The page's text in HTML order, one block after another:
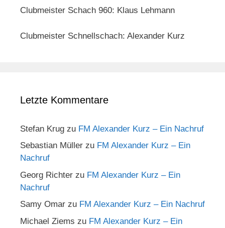
Clubmeister Schach 960: Klaus Lehmann
Clubmeister Schnellschach: Alexander Kurz
Letzte Kommentare
Stefan Krug zu FM Alexander Kurz – Ein Nachruf
Sebastian Müller zu FM Alexander Kurz – Ein
Nachruf
Georg Richter zu FM Alexander Kurz – Ein
Nachruf
Samy Omar zu FM Alexander Kurz – Ein Nachruf
Michael Ziems zu FM Alexander Kurz – Ein